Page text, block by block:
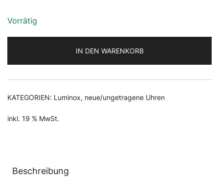
Vorrätig
IN DEN WARENKORB
KATEGORIEN: Luminox, neue/ungetragene Uhren
inkl. 19 % MwSt.
Beschreibung